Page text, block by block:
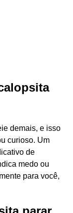
demais, e isso
curioso. Um
de
medo ou
para você,